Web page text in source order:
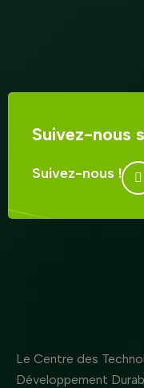
Suivez-nous
Suivez-nous !
Le Centre des
Développement